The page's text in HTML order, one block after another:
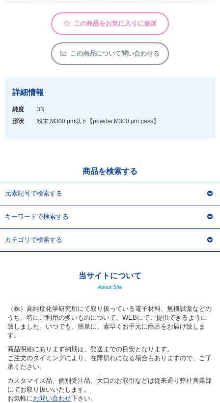
化学教材・オリジナルグッズ
この商品をお気に入りに追加
この商品について問い合わせる
詳細情報
純度
3N
形状
粉末,M300 μm以下 【powder,M300 μm pass】
商品を検索する
元素記号で検索する
キーワードで検索する
カテゴリで検索する
当サイトについて
About Site
（株）高純度化学研究所にて取り扱っている電子材料、無機試薬などの
うち、特にご利用の多いものについて、WEBにてご提供できるように
致しました。いつでも、簡単に、素早くお手元に商品をお届け致しま
す。
商品明細にあります納期は、発送までの目安となります。
ご注文のタイミングにより、在庫切れになる場合もありますので、ご了
承ください。
カスタマイズ品、個別受注品、大口のお取引などは従来通り弊社営業部
にてお取り扱いいたします。
お気軽にお問い合わせ下さい。